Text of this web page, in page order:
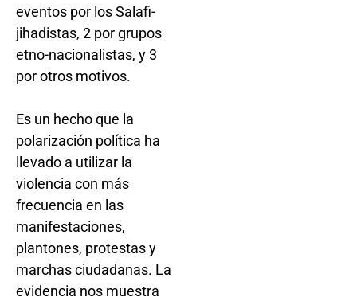
eventos por los Salafi-
jihadistas, 2 por grupos
etno-nacionalistas, y 3
por otros motivos.
Es un hecho que la
polarización política ha
llevado a utilizar la
violencia con más
frecuencia en las
manifestaciones,
plantones, protestas y
marchas ciudadanas. La
evidencia nos muestra